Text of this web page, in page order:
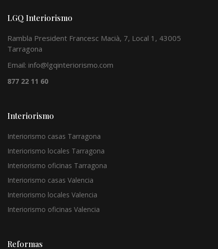
LGQ Interiorismo
Rambla President Francesc Macià, 7, Local 1, 43005
Tarragona
Email: info@lgqinteriorismo.com
877 22 11 60
Interiorismo
Interiorismo casas Tarragona
Interiorismo locales Tarragona
Interiorismo oficinas Tarragona
Interiorismo casas Valencia
Interiorismo locales Valencia
Interiorismo oficinas Valencia
Reformas